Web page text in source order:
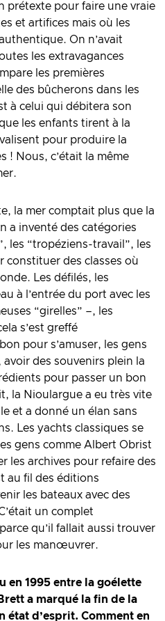
prétexte pour faire une vraie
et artifices mais où les
On n’avait
les extravagances
les premières
des bûcherons dans les
à celui qui débitera son
les enfants tirent à la
pour produire la
! Nous, c’était la même
la mer comptait plus que la
a inventé des catégories
les “tropéziens-travail”, les
constituer des classes où
Les défilés, les
à l’entrée du port avec les
“girelles” –, les
s’est greffé
pour s’amuser, les gens
des souvenirs plein la
pour passer un bon
la Nioulargue a eu très vite
et a donné un élan sans
Les yachts classiques se
gens comme Albert Obrist
les archives pour refaire des
au fil des éditions
les bateaux avec des
un complet
qu’il fallait aussi trouver
les manœuvrer.
en 1995 entre la goélette
a marqué la fin de la
état d’esprit. Comment en